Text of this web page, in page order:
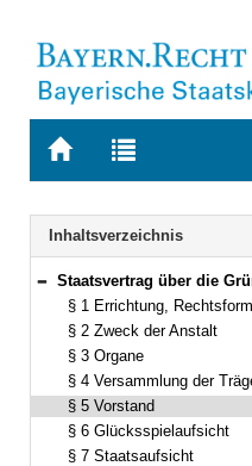
Zur
BAYERN.RECHT
Zur
letzten
Suche
Navigation
Inhaltsverzeichnis
Bereich reduzieren
Staatsvertrag über die Gründung der GKL Gemeinsame
§ 1 Errichtung,
§ 2 Zweck der Anstalt
§ 3 Organe
§ 4 Versammlung der
§ 5 Vorstand
§ 6 Glücksspielaufsicht
§ 7 Staatsaufsicht